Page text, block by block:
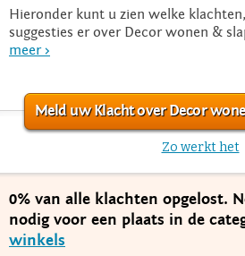
Hieronder kunt u zien welke
suggesties er over Decor wonen &
meer >
Meld uw Klacht over Decor
Zo werkt het
0% van alle klachten opgelost.
nodig voor een plaats in de
winkels